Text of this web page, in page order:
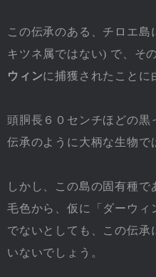
この伝承のある、チロエ島
キツネ属ではない) で、そ
ウィンに捕獲されたことに
頭胴長６０センチほどの黒
伝承のように大柄な生物で
しかし、この島の固有種
毛色から、仮に「ダーウィ
でないとしても、この伝承
いないでしょう。